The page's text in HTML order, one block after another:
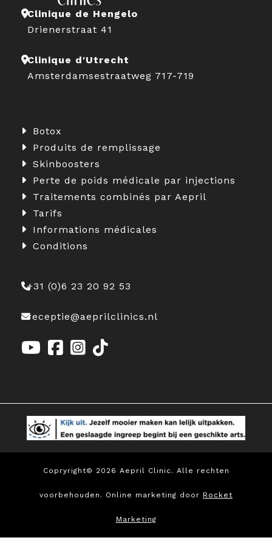
Clinique de Hengelo
Drienerstraat 41
Clinique d'Utrecht
Amsterdamsestraatweg 717-719
Botox
Produits de remplissage
Skinboosters
Perte de poids médicale par injections
Traitements combinés par Aepril
Tarifs
Informations médicales
Conditions
+31 (0)6 23 20 92 53
receptie@aeprilclinics.nl
Copryright© 2026 Aepril Clinic. Alle rechten
voorbehouden. Online marketing door Rocket
Marketing